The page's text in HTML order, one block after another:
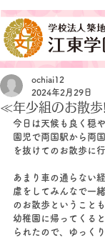
≪年少組のお散
ochiai12
2024年2月29日
今日は天候も良く穏
園児で両国駅から両
を抜けてのお散歩に
あまり車の通らない
慮をしてみんなで一
のお散歩ということ
幼稚園に帰ってくる
られたので、ゆっく